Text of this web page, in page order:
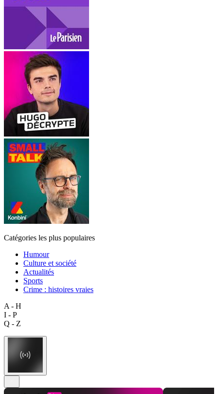
Catégories les plus populaires
Humour
Culture et société
Actualités
Sports
Crime : histoires vraies
A - H
I - P
Q - Z